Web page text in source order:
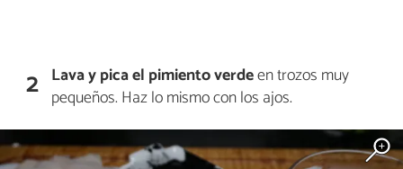
2 Lava y pica el pimiento verdeen trozos muy
pequeños. Haz lo mismo con los ajos.